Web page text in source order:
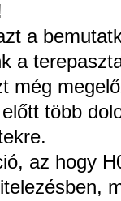
a
a
még
több
az hogy